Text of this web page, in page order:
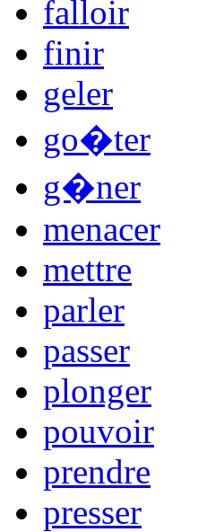
falloir
finir
geler
go�ter
g�ner
menacer
mettre
parler
passer
plonger
pouvoir
prendre
presser